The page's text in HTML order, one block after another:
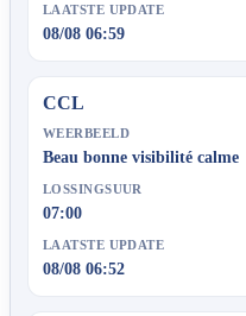
LAATSTE UPDATE
08/08 06:59
CCL
WEERBEELD
Beau bonne visibilité calme
LOSSINGSUUR
07:00
LAATSTE UPDATE
08/08 06:52